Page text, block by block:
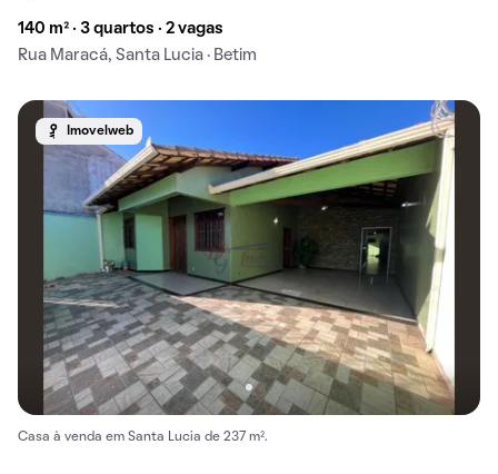
140 m² · 3 quartos · 2 vagas
Rua Maracá, Santa Lucia · Betim
Imovelweb
Casa à venda em Santa Lucia de 237 m².